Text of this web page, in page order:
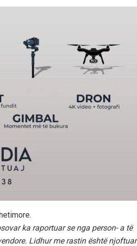
ka raportuar se nga person- a të
Lidhur me rastin është njoftuar